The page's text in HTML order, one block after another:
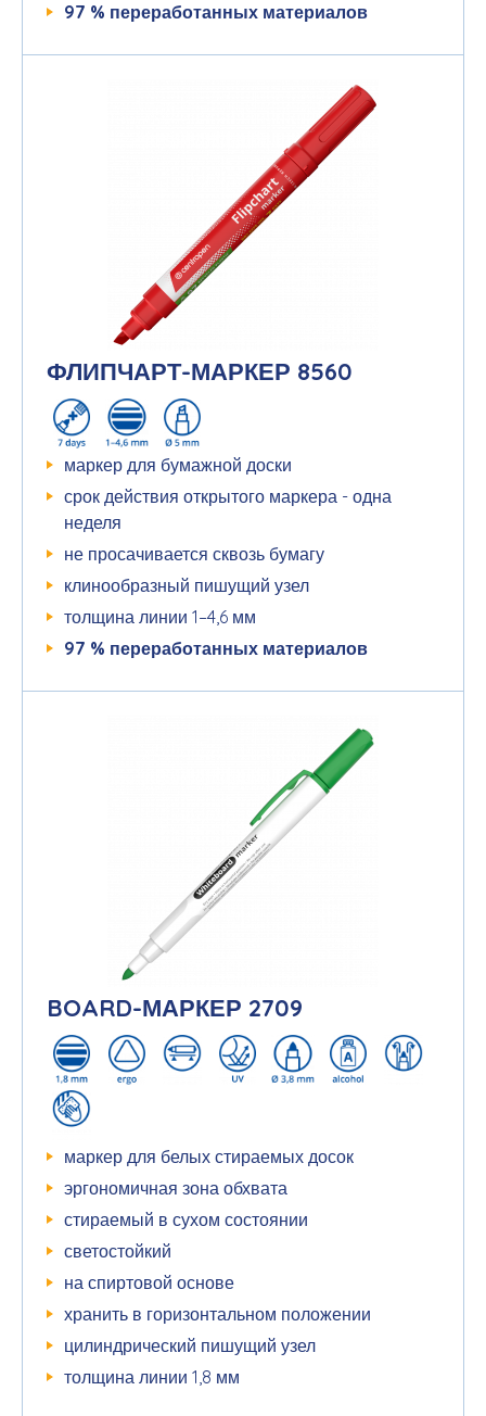
97 % переработанных материалов
ФЛИПЧАРТ-МАРКЕР 8560
маркер для бумажной доски
срок действия открытого маркера - одна
неделя
не просачивается сквозь бумагу
клинообразный пишущий узел
толщина линии 1–4,6 мм
97 % переработанных материалов
BOARD-МАРКЕР 2709
маркер для белых стираемых досок
эргономичная зона обхвата
стираемый в сухом состоянии
светостойкий
на спиртовой основе
хранить в горизонтальном положении
цилиндрический пишущий узел
толщина линии 1,8 мм